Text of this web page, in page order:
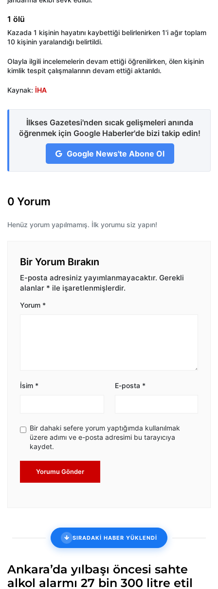
1 ölü
Kazada 1 kişinin hayatını kaybettiği belirlenirken 1'i ağır toplam
10 kişinin yaralandığı belirtildi.
Olayla ilgili incelemelerin devam ettiği öğrenilirken, ölen kişinin
kimlik tespit çalışmalarının devam ettiği aktarıldı.
Kaynak: İHA
İlkses Gazetesi'nden sıcak gelişmeleri anında
öğrenmek için Google Haberler'de bizi takip edin!
Google News'te Abone Ol
0 Yorum
Henüz yorum yapılmamış. İlk yorumu siz yapın!
Bir Yorum Bırakın
E-posta adresiniz yayımlanmayacaktır. Gerekli
alanlar * ile işaretlenmişlerdir.
Yorum *
İsim * E-posta *
Bir dahaki sefere yorum yaptığımda kullanılmak
üzere adımı ve e-posta adresimi bu tarayıcıya
kaydet.
Yorumu Gönder
SIRADAKİ HABER YÜKLENDİ
Ankara’da yılbaşı öncesi sahte
alkol alarmı 27 bin 300 litre etil